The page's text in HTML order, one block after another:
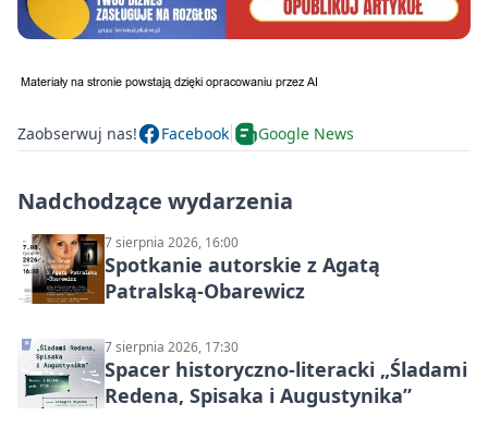
Zaobserwuj nas! Facebook Google News
Nadchodzące wydarzenia
7 sierpnia 2026, 16:00
Spotkanie autorskie z Agatą
Patralską-Obarewicz
7 sierpnia 2026, 17:30
Spacer historyczno-literacki „Śladami
Redena, Spisaka i Augustynika”